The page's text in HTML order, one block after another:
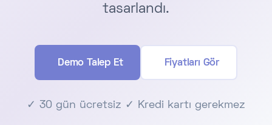
tasarlandı.
Demo Talep Et Fiyatları Gör
✓ 30 gün ücretsiz ✓ Kredi kartı gerekmez